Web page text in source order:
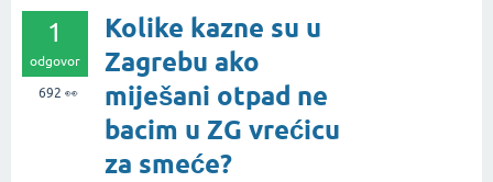
1
odgovor
692 👀
Kolike kazne su u
Zagrebu ako
miješani otpad ne
bacim u ZG vrećicu
za smeće?